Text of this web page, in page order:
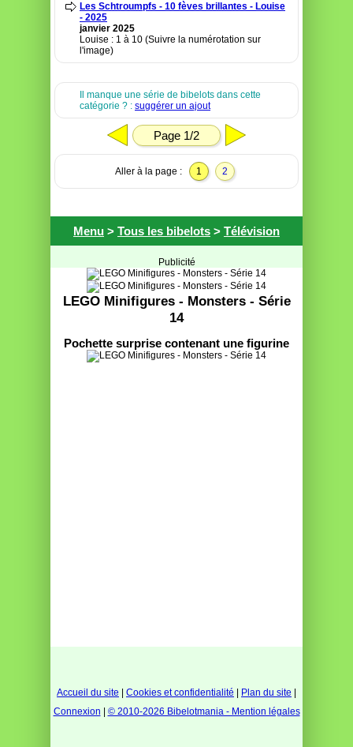
Les Schtroumpfs - 10 fèves brillantes - Louise
- 2025
janvier 2025
Louise : 1 à 10 (Suivre la numérotation sur
l'image)
Il manque une série de bibelots dans cette
catégorie ? : suggérer un ajout
Page 1/2
Aller à la page : 1 2
Menu > Tous les bibelots > Télévision
Publicité
LEGO Minifigures - Monsters - Série
14
Pochette surprise contenant une figurine
Accueil du site Cookies et confidentialité Plan du site
Connexion
© 2010-2026 Bibelotmania - Mention légales